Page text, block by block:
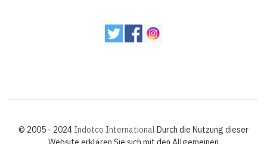
© 2005 - 2024 Indotco International Durch die Nutzung dieser